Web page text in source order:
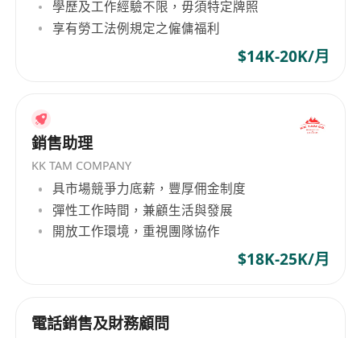
外情况，从而 能够为客户提供更加务实的本土化定
制服务。
學歷及工作經驗不限，毋須特定牌照
享有勞工法例規定之僱傭福利
$14K-20K/月
銷售助理
KK TAM COMPANY
具市場競爭力底薪，豐厚佣金制度
彈性工作時間，兼顧生活與發展
開放工作環境，重視團隊協作
$18K-25K/月
電話銷售及財務顧問